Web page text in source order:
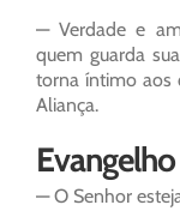
— Verdade e
quem guarda
torna íntimo aos
Aliança.
— O Senhor